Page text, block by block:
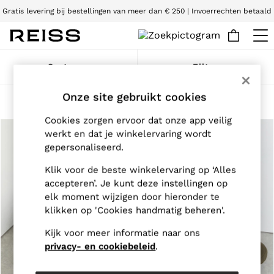
Gratis levering bij bestellingen van meer dan € 250 | Invoerrechten betaald
Wij accepteren
WOMEN
Pre-Autumn Collection
Holiday
Dresses
Tops & T-Shirts
Jumpsuits & Playsuits
Shirts & Blouses
Shorts
Skirts
Swimwear
Suits & Tailoring
Blazers
Petite
Sorteren Filter
Witte leren sneakers voor dames
Onze site gebruikt cookies
Cookies zorgen ervoor dat onze app veilig
werkt en dat je winkelervaring wordt
gepersonaliseerd.
Klik voor de beste winkelervaring op ‘Alles
accepteren’. Je kunt deze instellingen op
elk moment wijzigen door hieronder te
klikken op 'Cookies handmatig beheren'.
Kijk voor meer informatie naar ons
privacy- en cookiebeleid.